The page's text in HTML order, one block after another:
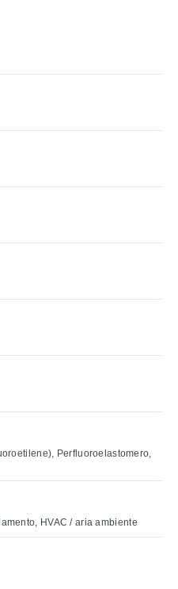
Perfluoroelastomero,
HVAC / aria ambiente